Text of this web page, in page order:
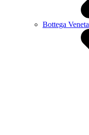
Bottega Veneta